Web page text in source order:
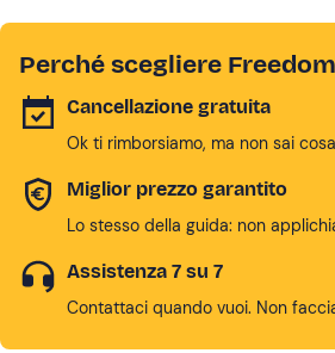
Perché scegliere
Cancellazione gratuita
Ok ti rimborsiamo, ma non sai
Miglior prezzo garantito
Lo stesso della guida: non
Assistenza 7 su 7
Contattaci quando vuoi. Non